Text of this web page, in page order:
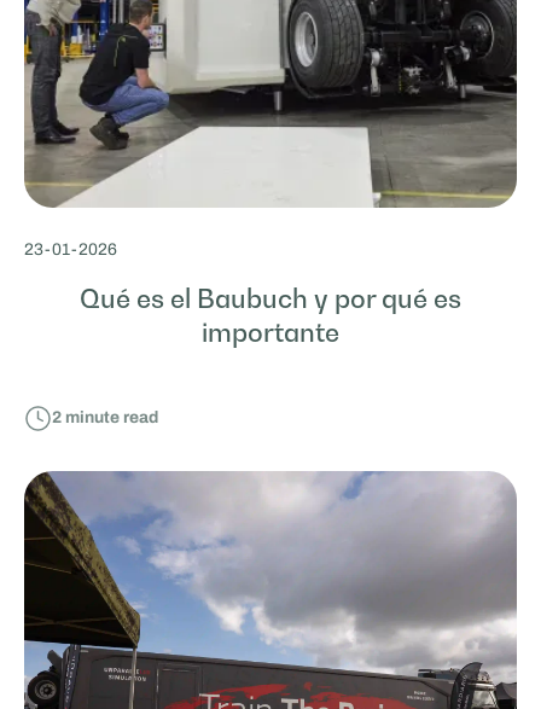
23-01 -2026
Qué es el Baubuch y por qué es
importante
2 minute read